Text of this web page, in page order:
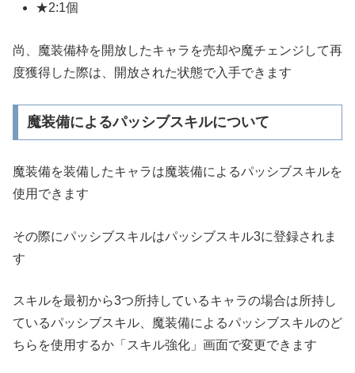
★2:1個
尚、魔装備枠を開放したキャラを売却や魔チェンジして再
度獲得した際は、開放された状態で入手できます
魔装備によるパッシブスキルについて
魔装備を装備したキャラは魔装備によるパッシブスキルを
使用できます
その際にパッシブスキルはパッシブスキル3に登録されま
す
スキルを最初から3つ所持しているキャラの場合は所持し
ているパッシブスキル、魔装備によるパッシブスキルのど
ちらを使用するか「スキル強化」画面で変更できます